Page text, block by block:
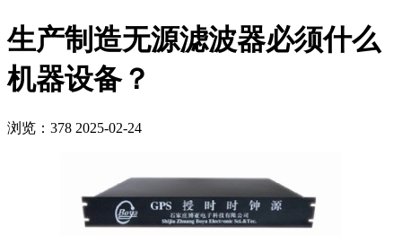
生产制造无源滤波器必须什么
机器设备？
浏览：378 2025-02-24